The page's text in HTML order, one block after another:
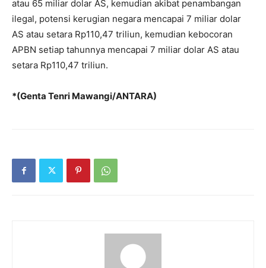
atau 65 miliar dolar AS, kemudian akibat penambangan
ilegal, potensi kerugian negara mencapai 7 miliar dolar
AS atau setara Rp110,47 triliun, kemudian kebocoran
APBN setiap tahunnya mencapai 7 miliar dolar AS atau
setara Rp110,47 triliun.
*(Genta Tenri Mawangi/ANTARA)